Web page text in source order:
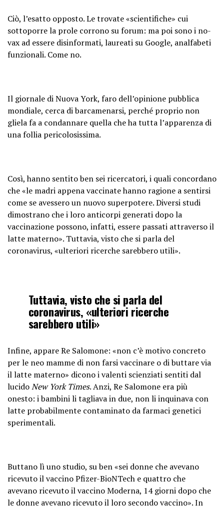
Ciò, l’esatto opposto. Le trovate «scientifiche» cui
sottoporre la prole corrono su forum: ma poi sono i no-
vax ad essere disinformati, laureati su Google, analfabeti
funzionali. Come no.
Il giornale di Nuova York, faro dell’opinione pubblica
mondiale, cerca di barcamenarsi, perché proprio non
gliela fa a condannare quella che ha tutta l’apparenza di
una follia pericolosissima.
Così, hanno sentito ben sei ricercatori, i quali concordano
che «le madri appena vaccinate hanno ragione a sentirsi
come se avessero un nuovo superpotere. Diversi studi
dimostrano che i loro anticorpi generati dopo la
vaccinazione possono, infatti, essere passati attraverso il
latte materno». Tuttavia, visto che si parla del
coronavirus, «ulteriori ricerche sarebbero utili».
Tuttavia, visto che si parla del
coronavirus, «ulteriori ricerche
sarebbero utili»
Infine, appare Re Salomone: «non c’è motivo concreto
per le neo mamme di non farsi vaccinare o di buttare via
il latte materno» dicono i valenti scienziati sentiti dal
lucidoNew York Times. Anzi, Re Salomone era più
onesto: i bambini li tagliava in due, non li inquinava con
latte probabilmente contaminato da farmaci genetici
sperimentali.
Buttano lì uno studio, su ben «sei donne che avevano
ricevuto il vaccino Pfizer-BioNTech e quattro che
avevano ricevuto il vaccino Moderna, 14 giorni dopo che
le donne avevano ricevuto il loro secondo vaccino». In